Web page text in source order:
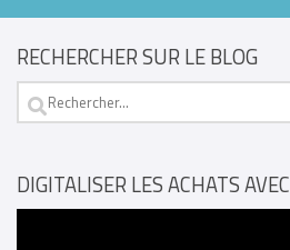
RECHERCHER SUR LE BLOG
Rechercher :
DIGITALISER LES ACHATS